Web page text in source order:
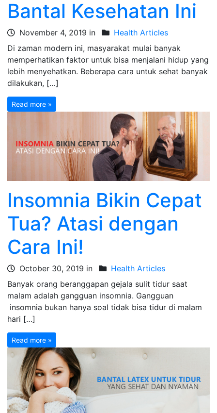
Bantal Kesehatan Ini
November 4, 2019 in
Health Articles
Di zaman modern ini, masyarakat mulai banyak
memperhatikan faktor untuk bisa menjalani hidup yang
lebih menyehatkan. Beberapa cara untuk sehat banyak
dilakukan, […]
Read more »
Insomnia Bikin Cepat
Tua? Atasi dengan
Cara Ini!
October 30, 2019 in
Health Articles
Banyak orang beranggapan gejala sulit tidur saat
malam adalah gangguan insomnia. Gangguan
insomnia bukan hanya soal tidak bisa tidur di malam
hari […]
Read more »